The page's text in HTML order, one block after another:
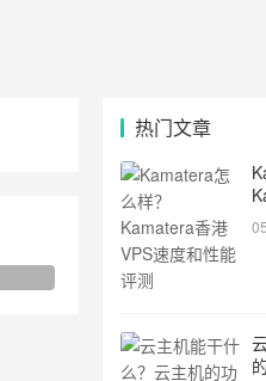
热门文章